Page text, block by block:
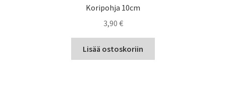
Koripohja 10cm
3,90 €
Lisää ostoskoriin